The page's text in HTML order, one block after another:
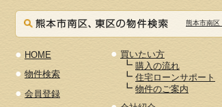
熊本市南
● HOME
● 物件検索
● 会員登録
● 買いたい方
┗ 購入の流れ
┗ 住宅ローンサポート
┗ 物件のご案内